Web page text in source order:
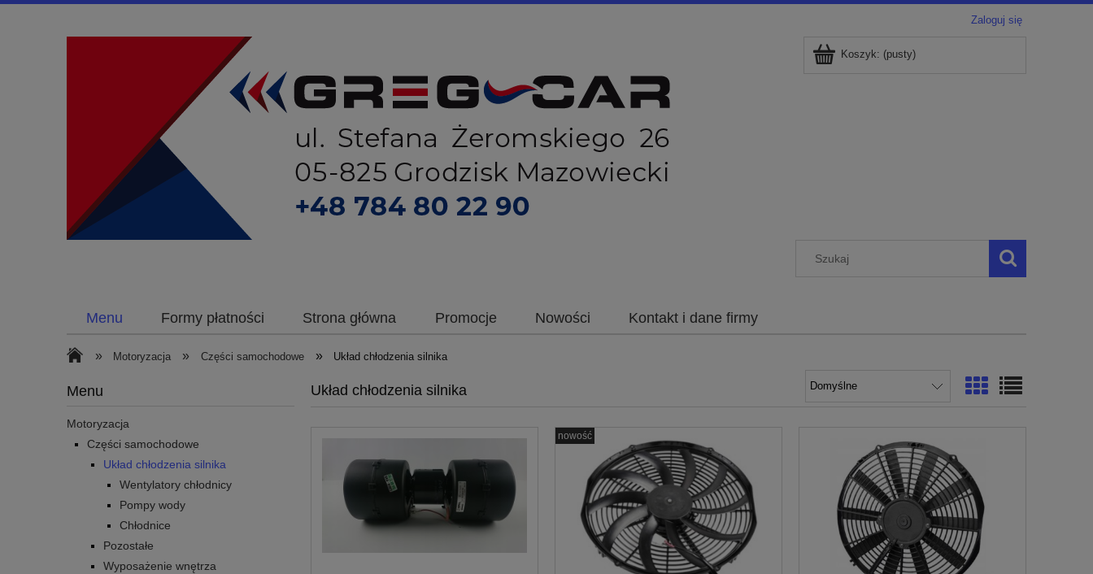
Zaloguj się
Koszyk: (pusty)
Menu Formy płatności Strona główna Promocje Nowości Kontakt i dane firmy
» Motoryzacja » Części samochodowe » Układ chłodzenia silnika
Menu
Motoryzacja
Części samochodowe
Układ chłodzenia silnika
Wentylatory chłodnicy
Pompy wody
Chłodnice
Pozostałe
Wyposażenie wnętrza
Układ chłodzenia silnika
nowość